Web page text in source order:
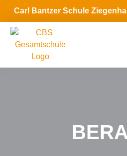
Carl Bantzer Schule